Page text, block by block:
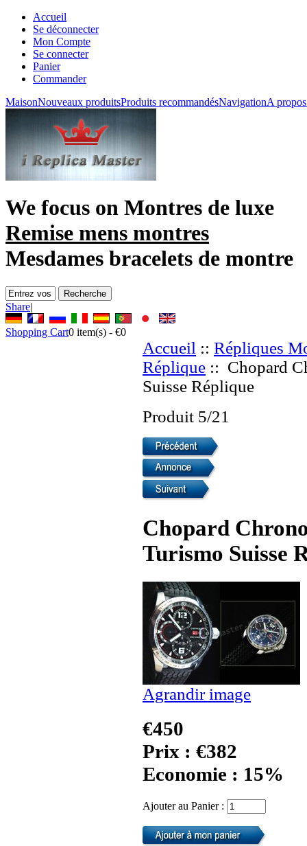
Accueil
Se déconnecter
Mon Compte
Se connecter
Panier
Commander
MaisonNouveaux produitsProduits recommandésNavigationA
We focus on Montres de luxe
Remise mens montres
Mesdames bracelets de montre
Share|
Shopping Cart0 item(s) - €0
Accueil :: Répliques
Réplique :: Chopard
Suisse Réplique
Produit 5/21
Chopard
Turismo Suisse
Agrandir image
€450
Prix : €382
Economie : 15%
Ajouter au Panier :